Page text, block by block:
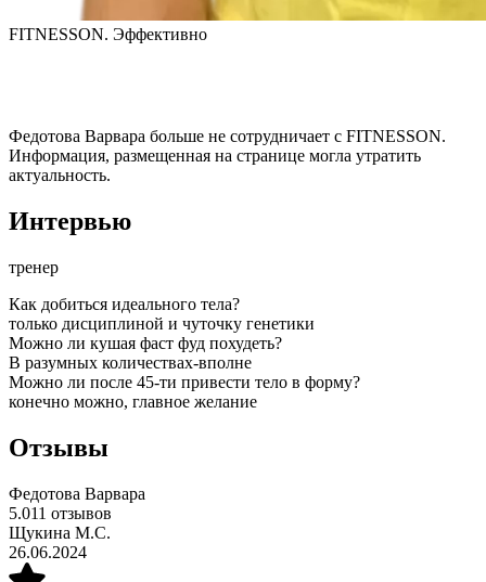
FITNESSON. Эффективно
Федотова Варвара больше не сотрудничает с FITNESSON.
Информация, размещенная на странице могла утратить
актуальность.
Интервью
тренер
Как добиться идеального тела?
только дисциплиной и чуточку генетики
Можно ли кушая фаст фуд похудеть?
В разумных количествах-вполне
Можно ли после 45-ти привести тело в форму?
конечно можно, главное желание
Отзывы
Федотова Варвара
5.011 отзывов
Щукина М.С.
26.06.2024